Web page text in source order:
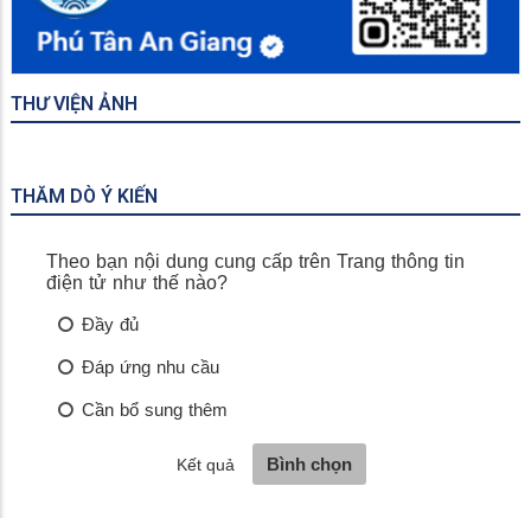
THƯ VIỆN ẢNH
THĂM DÒ Ý KIẾN